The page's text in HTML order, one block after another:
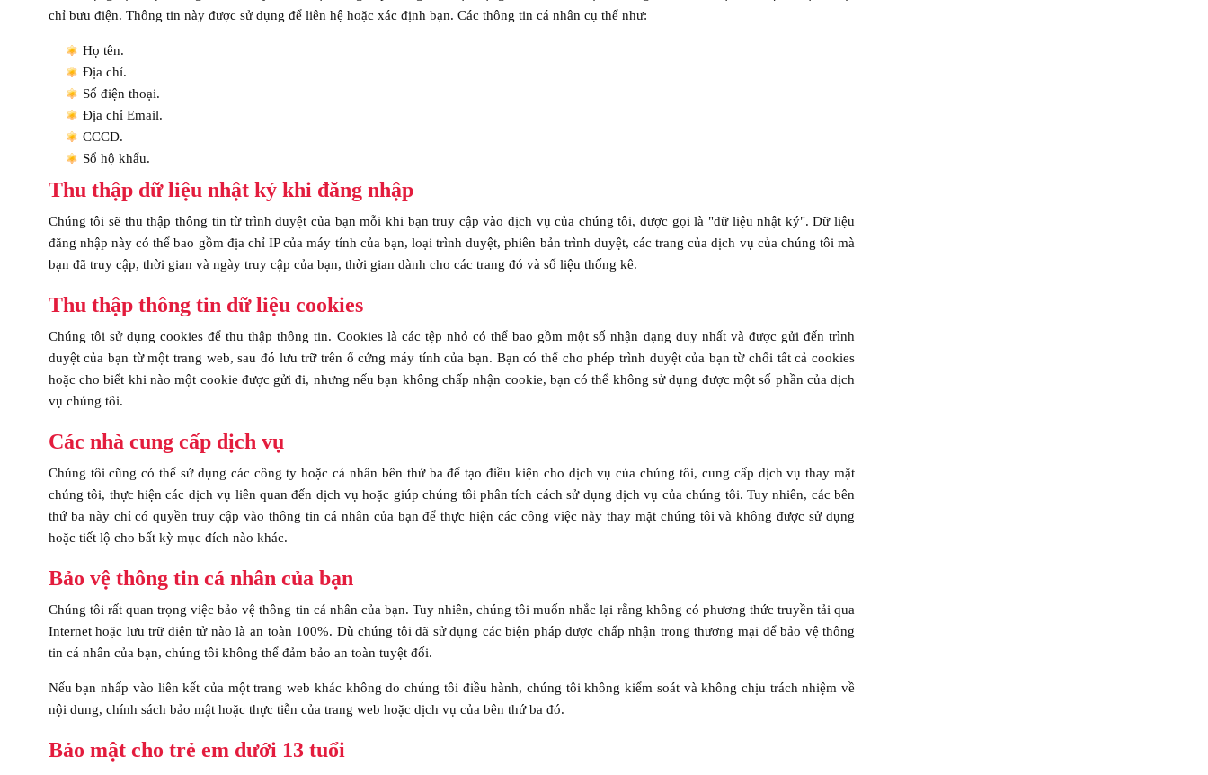
chỉ bưu điện. Thông tin này được sử dụng để liên hệ hoặc xác định bạn. Các thông tin cá nhân cụ thể như:
Họ tên.
Địa chỉ.
Số điện thoại.
Địa chỉ Email.
CCCD.
Sổ hộ khẩu.
Thu thập dữ liệu nhật ký khi đăng nhập
Chúng tôi sẽ thu thập thông tin từ trình duyệt của bạn mỗi khi bạn truy cập vào dịch vụ của chúng tôi, được gọi là "dữ liệu nhật ký". Dữ liệu
đăng nhập này có thể bao gồm địa chỉ IP của máy tính của bạn, loại trình duyệt, phiên bản trình duyệt, các trang của dịch vụ của chúng tôi mà
bạn đã truy cập, thời gian và ngày truy cập của bạn, thời gian dành cho các trang đó và số liệu thống kê.
Thu thập thông tin dữ liệu cookies
Chúng tôi sử dụng cookies để thu thập thông tin. Cookies là các tệp nhỏ có thể bao gồm một số nhận dạng duy nhất và được gửi đến trình
duyệt của bạn từ một trang web, sau đó lưu trữ trên ổ cứng máy tính của bạn. Bạn có thể cho phép trình duyệt của bạn từ chối tất cả cookies
hoặc cho biết khi nào một cookie được gửi đi, nhưng nếu bạn không chấp nhận cookie, bạn có thể không sử dụng được một số phần của dịch
vụ chúng tôi.
Các nhà cung cấp dịch vụ
Chúng tôi cũng có thể sử dụng các công ty hoặc cá nhân bên thứ ba để tạo điều kiện cho dịch vụ của chúng tôi, cung cấp dịch vụ thay mặt
chúng tôi, thực hiện các dịch vụ liên quan đến dịch vụ hoặc giúp chúng tôi phân tích cách sử dụng dịch vụ của chúng tôi. Tuy nhiên, các bên
thứ ba này chỉ có quyền truy cập vào thông tin cá nhân của bạn để thực hiện các công việc này thay mặt chúng tôi và không được sử dụng
hoặc tiết lộ cho bất kỳ mục đích nào khác.
Bảo vệ thông tin cá nhân của bạn
Chúng tôi rất quan trọng việc bảo vệ thông tin cá nhân của bạn. Tuy nhiên, chúng tôi muốn nhắc lại rằng không có phương thức truyền tải qua
Internet hoặc lưu trữ điện tử nào là an toàn 100%. Dù chúng tôi đã sử dụng các biện pháp được chấp nhận trong thương mại để bảo vệ thông
tin cá nhân của bạn, chúng tôi không thể đảm bảo an toàn tuyệt đối.
Nếu bạn nhấp vào liên kết của một trang web khác không do chúng tôi điều hành, chúng tôi không kiểm soát và không chịu trách nhiệm về
nội dung, chính sách bảo mật hoặc thực tiễn của trang web hoặc dịch vụ của bên thứ ba đó.
Bảo mật cho trẻ em dưới 13 tuổi